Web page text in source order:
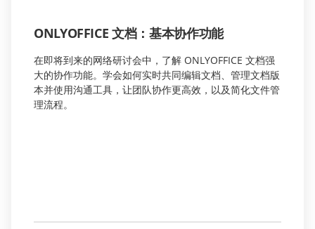
ONLYOFFICE 文档：基本协作功能
在即将到来的网络研讨会中，了解 ONLYOFFICE 文档强
大的协作功能。学会如何实时共同编辑文档、管理文档版
本并使用沟通工具，让团队协作更高效，以及简化文件管
理流程。